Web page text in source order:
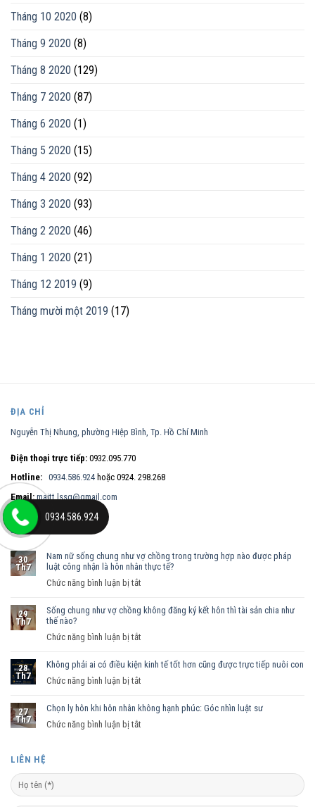
Tháng 10 2020 (8)
Tháng 9 2020 (8)
Tháng 8 2020 (129)
Tháng 7 2020 (87)
Tháng 6 2020 (1)
Tháng 5 2020 (15)
Tháng 4 2020 (92)
Tháng 3 2020 (93)
Tháng 2 2020 (46)
Tháng 1 2020 (21)
Tháng 12 2019 (9)
Tháng mười một 2019 (17)
ĐỊA CHỈ
Nguyễn Thị Nhung, phường Hiệp Bình, Tp. Hồ Chí Minh
Điện thoại trực tiếp: 0932.095.770
Hotline: 0934.586.924 hoặc 0924. 298.268
Email: maitt.lssg@gmail.com
BÀI VIẾT MỚI
30
Th7
Nam nữ sống chung như vợ chồng trong trường hợp nào được pháp
luật công nhận là hôn nhân thực tế?
Chức năng bình luận bị tắt
nữ
vợ
trường
29
Th7
Sống chung như vợ chồng không đăng ký kết hôn thì tài sản chia như
thế nào?
Chức năng bình luận bị tắt
chung
chồng
28
Th7
Không phải ai có điều kiện kinh tế tốt hơn cũng được trực tiếp nuôi con
Chức năng bình luận bị tắt
phải
27
Th7
Chọn ly hôn khi hôn nhân không hạnh phúc: Góc nhìn luật sư
Chức năng bình luận bị tắt
hôn
LIÊN HỆ
0934.586.924